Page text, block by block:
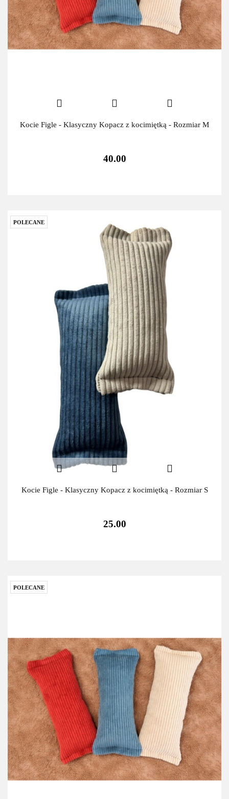
Kocie Figle - Klasyczny Kopacz z kocimiętką - Rozmiar M
40.00
POLECANE
Kocie Figle - Klasyczny Kopacz z kocimiętką - Rozmiar S
25.00
POLECANE